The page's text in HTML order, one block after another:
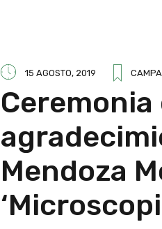
15 AGOSTO, 2019
Mendoza